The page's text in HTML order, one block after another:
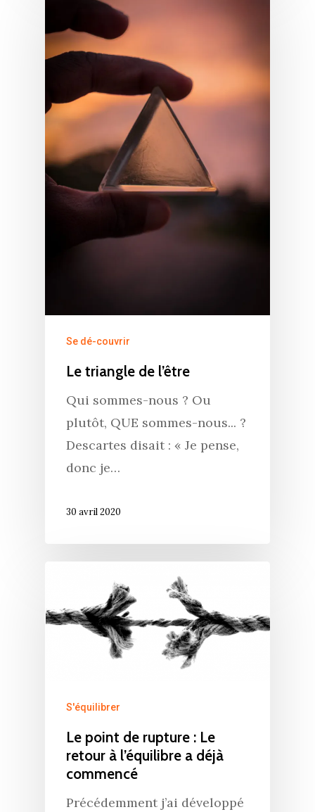
Se dé-couvrir
Le triangle de l’être
Qui sommes-nous ? Ou
plutôt, QUE sommes-nous... ?
Descartes disait : « Je pense,
donc je…
30 avril 2020
S'équilibrer
Le point de rupture : Le
retour à l’équilibre a déjà
commencé
Précédemment j’ai développé